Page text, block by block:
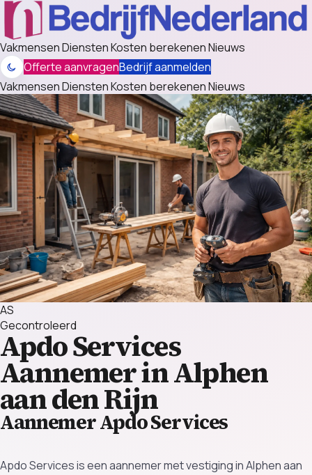
VakmensenDienstenKosten berekenenNieuws
Offerte aanvragenBedrijf aanmelden
VakmensenDienstenKosten berekenenNieuws
AS
Gecontroleerd
Apdo Services
Aannemer in Alphen
aan den Rijn
Aannemer Apdo Services
Apdo Services is een aannemer met vestiging in Alphen aan